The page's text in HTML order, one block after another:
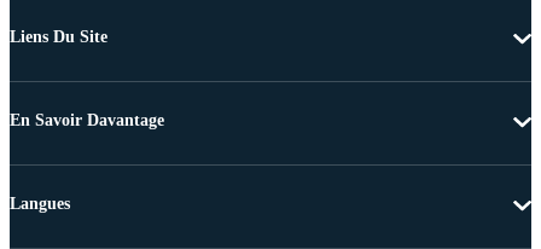
Liens Du Site
En Savoir Davantage
Langues